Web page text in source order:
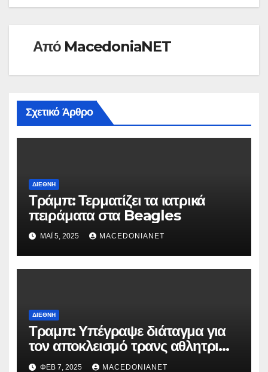
Από MacedoniaNET
Σχετικό Άρθρο
ΔΙΕΘΝΉ
Τράμπ: Τερματίζει τα ιατρικά
πειράματα στα Beagles
ΜΆΙ 5, 2025 MACEDONIANET
ΔΙΕΘΝΉ
Τραμπ: Υπέγραψε διάταγμα για
τον αποκλεισμό τρανς αθλητριών
από γυναικείες διοργανώσεις
ΦΕΒ 7, 2025 MACEDONIANET